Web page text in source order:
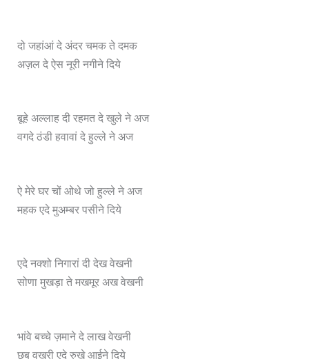
दो जहांआं दे अंदर चमक ते दमक
अज़ल दे ऐस नूरी नगीने दिये
बूहे अल्लाह दी रहमत दे खुले ने अज
वगदे ठंडी हवावां दे हुल्ले ने अज
ऐ मेरे घर चों ओथे जो हुल्ले ने अज
महक एदे मुअम्बर पसीने दिये
एदे नक्शो निगारां दी देख वेखनी
सोणा मुखड़ा ते मखमूर अख वेखनी
भांवे बच्चे ज़माने दे लाख वेखनी
छब वखरी एदे रुखे आईने दिये